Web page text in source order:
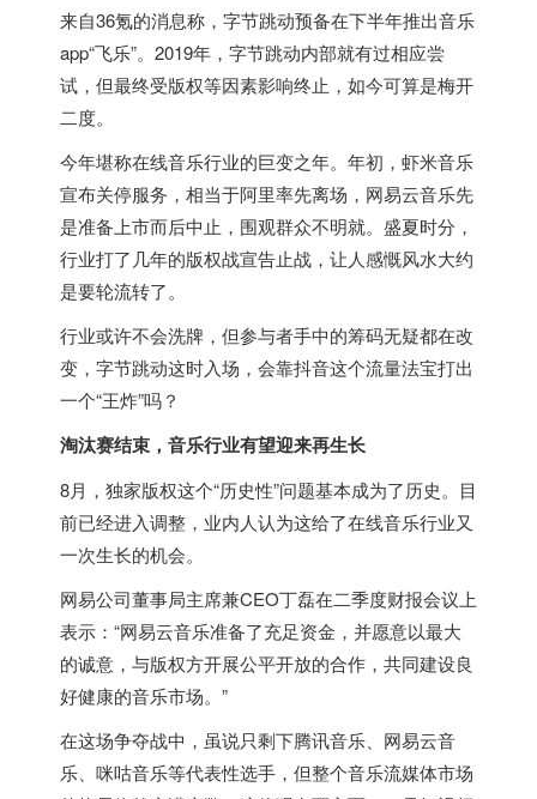
来自36氪的消息称，字节跳动预备在下半年推出音乐
app“飞乐”。2019年，字节跳动内部就有过相应尝
试，但最终受版权等因素影响终止，如今可算是梅开
二度。
今年堪称在线音乐行业的巨变之年。年初，虾米音乐
宣布关停服务，相当于阿里率先离场，网易云音乐先
是准备上市而后中止，围观群众不明就。盛夏时分，
行业打了几年的版权战宣告止战，让人感慨风水大约
是要轮流转了。
行业或许不会洗牌，但参与者手中的筹码无疑都在改
变，字节跳动这时入场，会靠抖音这个流量法宝打出
一个“王炸”吗？
淘汰赛结束，音乐行业有望迎来再生长
8月，独家版权这个“历史性”问题基本成为了历史。目
前已经进入调整，业内人认为这给了在线音乐行业又
一次生长的机会。
网易公司董事局主席兼CEO丁磊在二季度财报会议上
表示：“网易云音乐准备了充足资金，并愿意以最大
的诚意，与版权方开展公平开放的合作，共同建设良
好健康的音乐市场。”
在这场争夺战中，虽说只剩下腾讯音乐、网易云音
乐、咪咕音乐等代表性选手，但整个音乐流媒体市场